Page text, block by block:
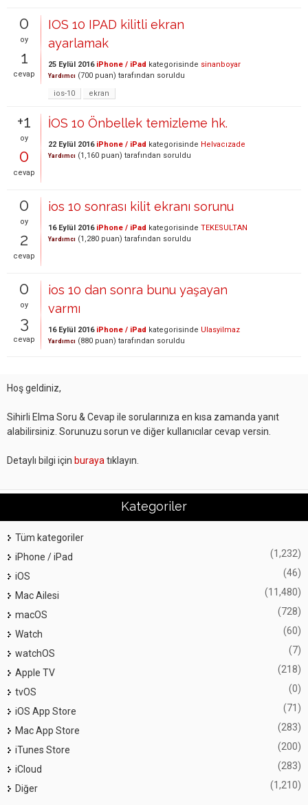
0
oy
1
cevap
IOS 10 IPAD kilitli ekran
ayarlamak
25 Eylül 2016 iPhone / iPad kategorisinde sinanboyar
Yardımcı (700 puan) tarafından soruldu
ios-10
ekran
+1
oy
0
cevap
İOS 10 Önbellek temizleme hk.
22 Eylül 2016 iPhone / iPad kategorisinde Helvacızade
Yardımcı (1,160 puan) tarafından soruldu
0
oy
2
cevap
ios 10 sonrası kilit ekranı sorunu
16 Eylül 2016 iPhone / iPad kategorisinde TEKESULTAN
Yardımcı (1,280 puan) tarafından soruldu
0
oy
3
cevap
ios 10 dan sonra bunu yaşayan
varmı
16 Eylül 2016 iPhone / iPad kategorisinde Ulasyilmaz
Yardımcı (880 puan) tarafından soruldu
Hoş geldiniz,
Sihirli Elma Soru & Cevap ile sorularınıza en kısa zamanda yanıt
alabilirsiniz. Sorunuzu sorun ve diğer kullanıcılar cevap versin.
Detaylı bilgi için buraya tıklayın.
Kategoriler
Tüm kategoriler
iPhone / iPad
(1,232)
iOS (46)
Mac Ailesi (11,480)
macOS (728)
Watch (60)
watchOS (7)
Apple TV (218)
tvOS (0)
iOS App Store (71)
Mac App Store (283)
iTunes Store (200)
iCloud (283)
Diğer (1,210)